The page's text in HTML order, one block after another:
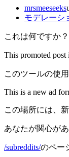
mrsmeeseeks
モデレーシ
これは何ですか？
This promoted post
このツールの使
This is a new ad
この場所には、
あなたが関心が
/subreddits/のペー